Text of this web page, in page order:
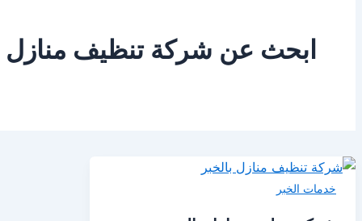
ابحث عن شركة تنظيف منازل
خدمات الخبر